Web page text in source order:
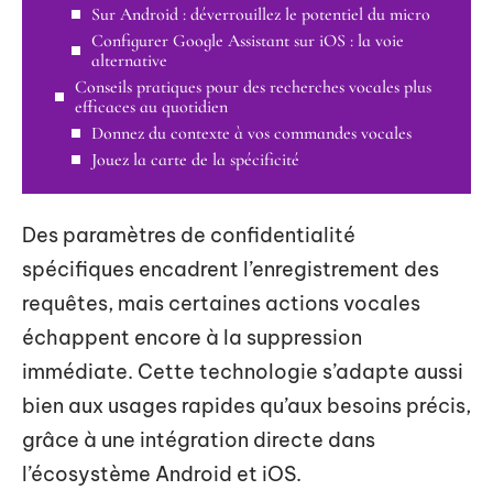
Sur Android : déverrouillez le potentiel du micro
Configurer Google Assistant sur iOS : la voie
alternative
Conseils pratiques pour des recherches vocales plus
efficaces au quotidien
Donnez du contexte à vos commandes vocales
Jouez la carte de la spécificité
Des paramètres de confidentialité
spécifiques encadrent l’enregistrement des
requêtes, mais certaines actions vocales
échappent encore à la suppression
immédiate. Cette technologie s’adapte aussi
bien aux usages rapides qu’aux besoins précis,
grâce à une intégration directe dans
l’écosystème Android et iOS.